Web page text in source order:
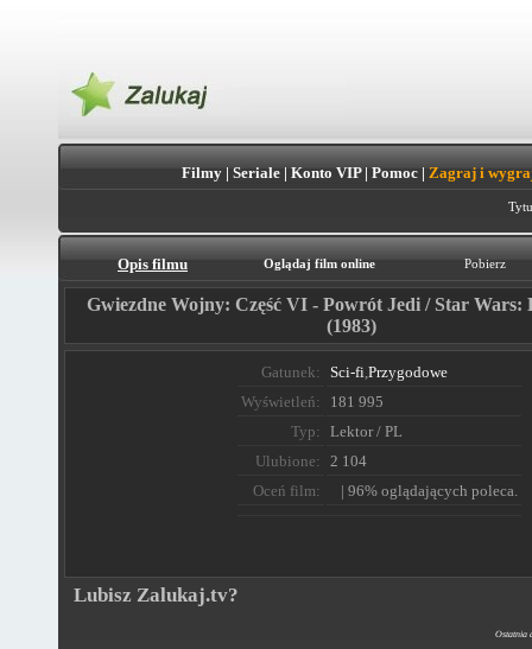
Filmy| Seriale| Konto VIP| Pomoc| Zagraj i
Opis filmu Oglądaj film online Pobierz
Gwiezdne Wojny: Część VI - Powrót Jedi / Star Wars:
(1983)
Gatunek: Sci-fi,Przygodowe
Wyświetleń:
181 995
Typ:
Lektor / PL
Ulubione:
2 104
Oceń film:
| 96% oglądających poleca.
Lubisz Zalukaj.tv?
Ostatnia